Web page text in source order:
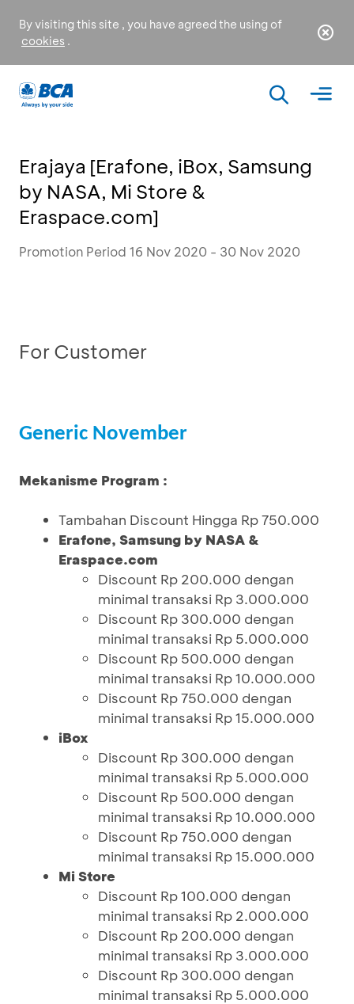
By visiting this site , you have agreed the using of
cookies .
Erajaya [Erafone, iBox, Samsung
by NASA, Mi Store &
Eraspace.com]
Promotion Period 16 Nov 2020 - 30 Nov 2020
For Customer
Generic November
Mekanisme Program :
Tambahan Discount Hingga Rp 750.000
Erafone, Samsung by NASA &
Eraspace.com
Discount Rp 200.000 dengan
minimal transaksi Rp 3.000.000
Discount Rp 300.000 dengan
minimal transaksi Rp 5.000.000
Discount Rp 500.000 dengan
minimal transaksi Rp 10.000.000
Discount Rp 750.000 dengan
minimal transaksi Rp 15.000.000
iBox
Discount Rp 300.000 dengan
minimal transaksi Rp 5.000.000
Discount Rp 500.000 dengan
minimal transaksi Rp 10.000.000
Discount Rp 750.000 dengan
minimal transaksi Rp 15.000.000
Mi Store
Discount Rp 100.000 dengan
minimal transaksi Rp 2.000.000
Discount Rp 200.000 dengan
minimal transaksi Rp 3.000.000
Discount Rp 300.000 dengan
minimal transaksi Rp 5.000.000